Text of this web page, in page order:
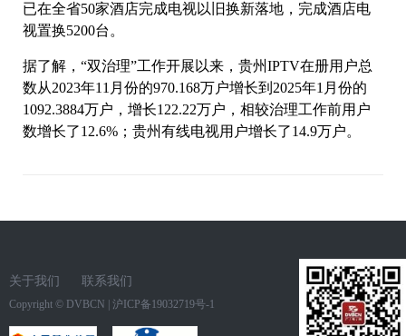
已在全省50家酒店完成电视以旧换新落地，完成酒店电
视置换5200台。
据了解，“双治理”工作开展以来，贵州IPTV在册用户总
数从2023年11月份的970.168万户增长到2025年1月份的
1092.3884万户，增长122.22万户，相较治理工作前用户
数增长了12.6%；贵州有线电视用户增长了14.9万户。
关于我们 联系我们
Copyright © DVBCN 沪ICP备19032719号-1